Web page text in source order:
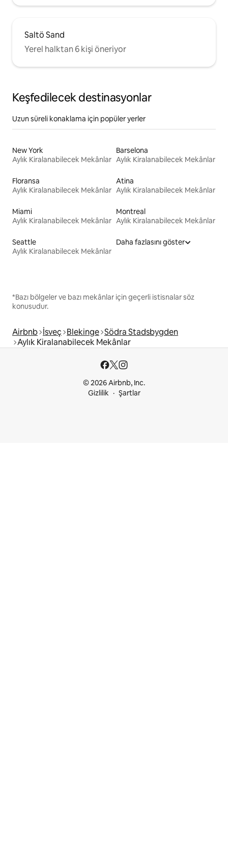
Saltö Sand
Yerel halktan 6 kişi öneriyor
Keşfedilecek destinasyonlar
Uzun süreli konaklama için popüler yerler
New York
Aylık Kiralanabilecek Mekânlar
Barselona
Aylık Kiralanabilecek Mekânlar
Floransa
Aylık Kiralanabilecek Mekânlar
Atina
Aylık Kiralanabilecek Mekânlar
Miami
Aylık Kiralanabilecek Mekânlar
Montreal
Aylık Kiralanabilecek Mekânlar
Seattle
Aylık Kiralanabilecek Mekânlar
Daha fazlasını göster
*Bazı bölgeler ve bazı mekânlar için geçerli istisnalar söz
konusudur.
Airbnb İsveç Blekinge Södra Stadsbygden
Aylık Kiralanabilecek Mekânlar
© 2026 Airbnb, Inc.
Gizlilik
Şartlar